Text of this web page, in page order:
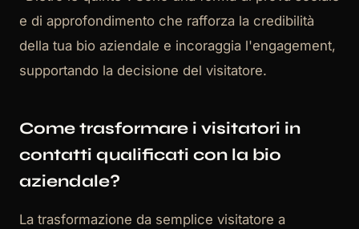
e di approfondimento che rafforza la credibilità
della tua bio aziendale e incoraggia l'engagement,
supportando la decisione del visitatore.
Come trasformare i visitatori in
contatti qualificati con la bio
aziendale?
La trasformazione da semplice visitatore a